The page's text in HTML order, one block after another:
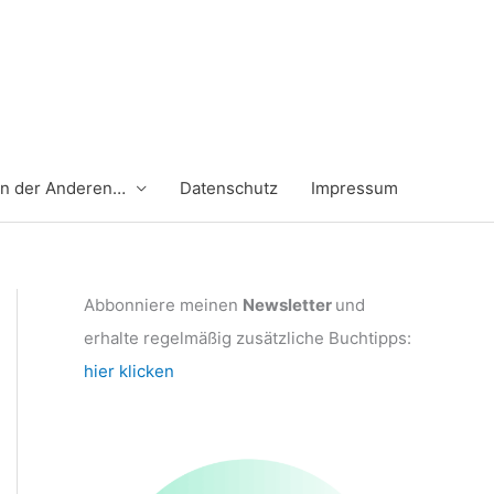
der Anderen… Datenschutz Impressum
Abbonniere meinen Newsletter und
erhalte regelmäßig zusätzliche Buchtipps:
hier klicken